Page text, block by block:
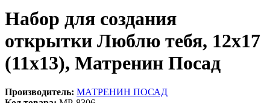
Набор для создания
открытки Люблю тебя, 12x17
(11x13), Матренин Посад
Производитель: МАТРЕНИН ПОСАД